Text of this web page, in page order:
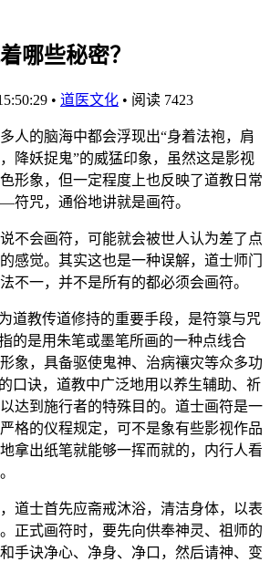
哪些秘密？
• 道医文化 • 阅读 7423
人的脑海中都会浮现出“身着法袍，肩
降妖捉鬼”的威猛印象，虽然这是影视
形象，但一定程度上也反映了道教日常
咒，通俗地讲就是画符。
不会画符，可能就会被世人认为差了点
感觉。其实这也是一种误解，道士师门
不一，并不是所有的都必须会画符。
道教传道修持的重要手段，是符箓与咒
的是用朱笔或墨笔所画的一种点线合
象，具备驱使鬼神、治病禳灾等众多功
口诀，道教中广泛地用以养生辅助、祈
达到施行者的特殊目的。道士画符是一
格的仪程规定，可不是象有些影视作品
拿出纸笔就能够一挥而就的，内行人看
道士首先应斋戒沐浴，清洁身体，以表
正式画符时，要先向供奉神灵、祖师的
手诀净心、净身、净口，然后请神、变